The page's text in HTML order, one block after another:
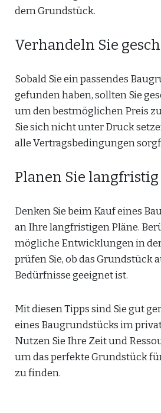
dem Grundstück.
Verhandeln Sie
Sobald Sie ein passendes
gefunden haben, sollten Sie
um den bestmöglichen Preis
Sie sich nicht unter Druck
alle Vertragsbedingungen
Planen Sie langfristig
Denken Sie beim Kauf eines
an Ihre langfristigen Pläne.
mögliche Entwicklungen in
prüfen Sie, ob das Grundstück
Bedürfnisse geeignet ist.
Mit diesen Tipps sind Sie gut
eines Baugrundstücks im
Nutzen Sie Ihre Zeit und
um das perfekte Grundstück
zu finden.